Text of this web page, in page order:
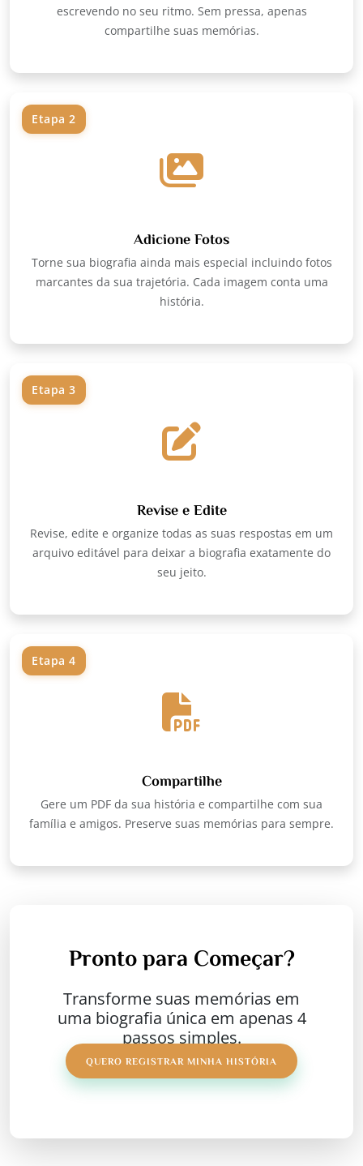
escrevendo no seu ritmo. Sem pressa, apenas
compartilhe suas memórias.
Etapa 2
Adicione Fotos
Torne sua biografia ainda mais especial incluindo fotos
marcantes da sua trajetória. Cada imagem conta uma
história.
Etapa 3
Revise e Edite
Revise, edite e organize todas as suas respostas em um
arquivo editável para deixar a biografia exatamente do
seu jeito.
Etapa 4
Compartilhe
Gere um PDF da sua história e compartilhe com sua
família e amigos. Preserve suas memórias para sempre.
Pronto para Começar?
Transforme suas memórias em
uma biografia única em apenas 4
passos simples.
QUERO REGISTRAR MINHA HISTÓRIA